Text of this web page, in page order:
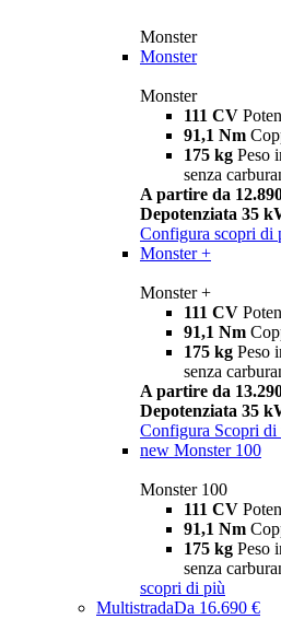
Monster
Monster
Monster
111 CV
91,1 Nm
175 kg Peso
senza
A partire da
Depotenziata 35
Configura scopri di
Monster +
Monster +
111 CV
91,1 Nm
175 kg Peso
senza
A partire da
Depotenziata 35
Configura Scopri di
new Monster 100
Monster 100
111 CV
91,1 Nm
175 kg Peso
senza
scopri di più
MultistradaDa 16.690 €